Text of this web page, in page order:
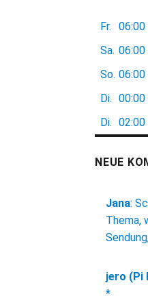
Fr.
06:00
Sa. 06:00
So. 06:00
Di. 00:00
Di. 02:00
NEUE
Jana:
Thema,
jero (Pi
*